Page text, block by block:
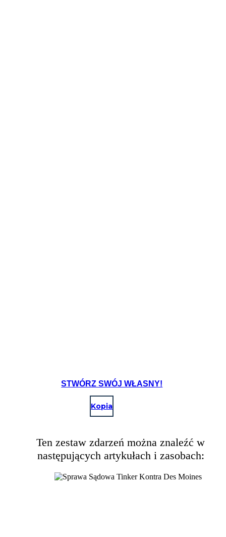
STWÓRZ SWÓJ WŁASNY!
Kopia
Ten zestaw zdarzeń można znaleźć w
następujących artykułach i zasobach: